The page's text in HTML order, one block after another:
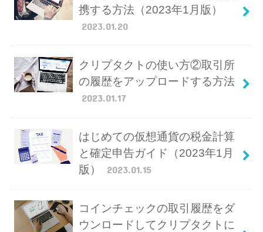
携する方法（2023年1月版）
2023.01.20
クリプタクトの使い方②取引所
の履歴をアップロードする方法
2023.01.17
はじめての仮想通貨の税金計算
と確定申告ガイド（2023年1月
版）
2023.01.15
コインチェックの取引履歴をダ
ウンロードしてクリプタクトに